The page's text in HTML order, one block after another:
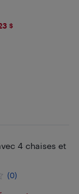
$
4 chaises et
(0)